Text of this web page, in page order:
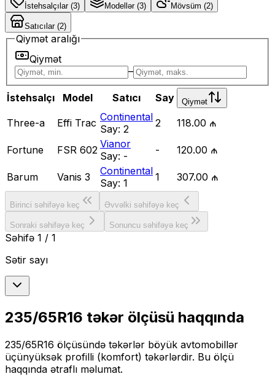
İstehsalçılar(3) Modellər(3) Mövsüm (2)
Satıcılar(2)
Qiymət aralığı
Qiymət
–
İstehsalçı Model Satıcı Say Qiymət
Three-a Effi Trac Continental
Say: 2 2 118.00 ₼
Fortune FSR 602 Vianor
Say: - - 120.00 ₼
Barum Vanis 3
Continental
Say: 1 1 307.00 ₼
Birinci səhifəyə keç Əvvəlki səhifəyə keç
Sonraki səhifəyə keç Sonuncu səhifəyə keç
Səhifə 1 / 1
Sətir sayı
235/65R16 təkər ölçüsü haqqında
235/65R16 ölçüsündə təkərlər böyük avtomobillər
üçünyüksək profilli (komfort) təkərlərdir. Bu ölçü
haqqında ətraflı məlumat.